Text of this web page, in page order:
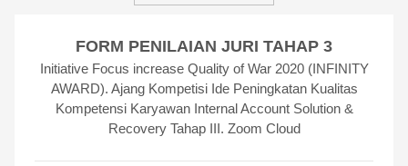
FORM PENILAIAN JURI TAHAP 3
Initiative Focus increase Quality of War 2020 (INFINITY
AWARD). Ajang Kompetisi Ide Peningkatan Kualitas
Kompetensi Karyawan Internal Account Solution &
Recovery Tahap III. Zoom Cloud